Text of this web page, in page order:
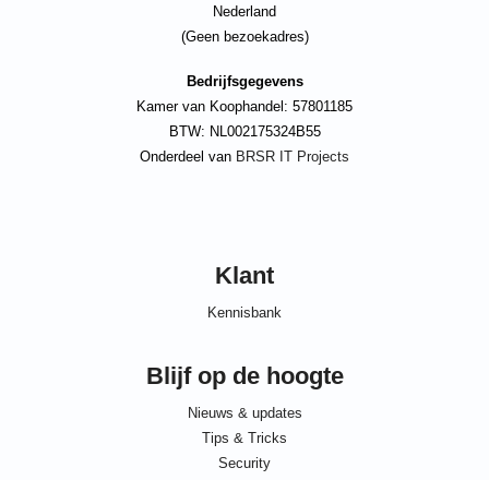
Nederland
(Geen bezoekadres)
Bedrijfsgegevens
Kamer van Koophandel: 57801185
BTW: NL002175324B55
Onderdeel van BRSR IT Projects
Klant
Kennisbank
Blijf op de hoogte
Nieuws & updates
Tips & Tricks
Security